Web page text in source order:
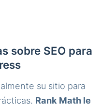
sobre SEO para
su sitio para
Rank Math le